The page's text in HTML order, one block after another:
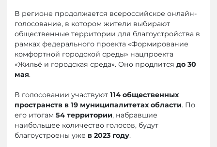
В регионе продолжается всероссийское онлайн-
голосование, в котором жители выбирают
общественные территории для благоустройства в
рамках федерального проекта «Формирование
комфортной городской среды» нацпроекта
«Жильё и городская среда». Оно продлится до 30
мая.
В голосовании участвуют 114 общественных
пространств в 19 муниципалитетах области. По
его итогам 54 территории, набравшие
наибольшее количество голосов, будут
благоустроены уже в 2023 году.